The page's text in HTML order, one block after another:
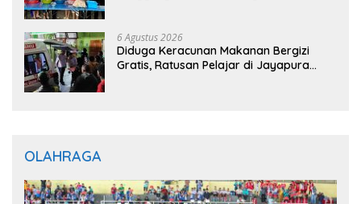
6 Agustus 2026
Diduga Keracunan Makanan Bergizi
Gratis, Ratusan Pelajar di Jayapura
OLAHRAGA